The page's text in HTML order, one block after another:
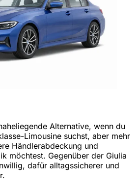
Alternative, wenn du
Limousine suchst, aber mehr
Händlerabdeckung und
möchtest. Gegenüber der Giulia
dafür alltagssicherer und